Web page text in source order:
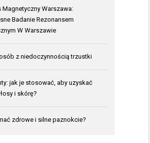
Magnetyczny Warszawa:
Badanie Rezonansem
W Warszawie
z niedoczynnością trzustki
jak je stosować, aby uzyskać
i skórę?
zdrowe i silne paznokcie?